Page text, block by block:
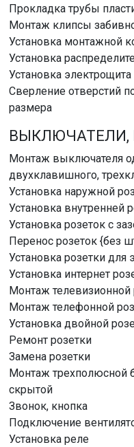
Прокладка трубы
Монтаж клипсы
Установка монтажной
Установка
Установка электрощита
Сверление отверстий
размера
ВЫКЛЮЧАТЕЛИ,
Монтаж выключателя
двухклавишного,
Установка наружной
Установка внутренней
Установка розеток с
Перенос розеток {без
Установка розетки для
Установка интернет
Монтаж телевизионной
Монтаж телефонной
Установка двойной
Ремонт розетки
Замена розетки
Монтаж трехполюсной
скрытой
Звонок, кнопка
Подключение
Установка реле